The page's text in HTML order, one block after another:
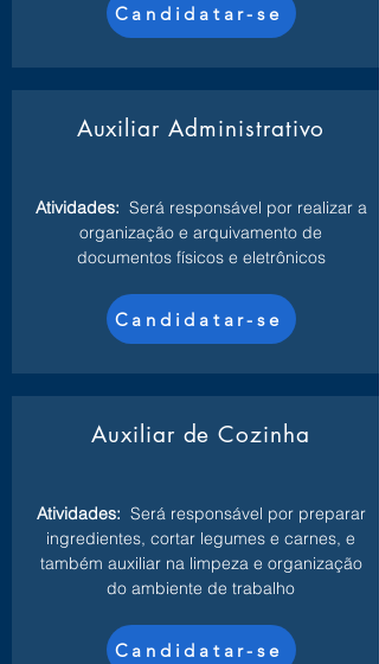
Candidatar-se
Auxiliar Administrativo
Atividades: Será responsável por realizar a
organização e arquivamento de
documentos físicos e eletrônicos
Candidatar-se
Auxiliar de Cozinha
Atividades: Será responsável por preparar
ingredientes, cortar legumes e carnes, e
também auxiliar na limpeza e organização
do ambiente de trabalho
Candidatar-se